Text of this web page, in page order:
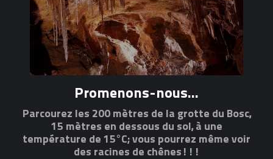
Promenons-nous...
Parcourez les 200 mètres de la grotte du Bosc,
15 mètres en dessous du sol, à une
température de 15°C; vous pourrez même voir
des racines de chênes!!!